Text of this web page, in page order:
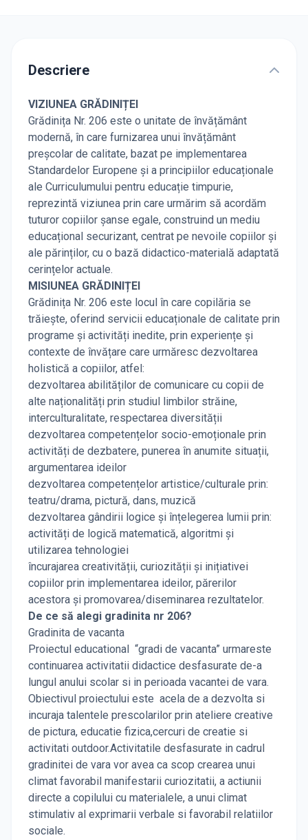
Descriere
VIZIUNEA GRĂDINIȚEI
Grădinița Nr. 206 este o unitate de învățământ
modernă, în care furnizarea unui învățământ
preșcolar de calitate, bazat pe implementarea
Standardelor Europene și a principiilor educaționale
ale Curriculumului pentru educație timpurie,
reprezintă viziunea prin care urmărim să acordăm
tuturor copiilor șanse egale, construind un mediu
educațional securizant, centrat pe nevoile copiilor și
ale părinților, cu o bază didactico-materială adaptată
cerințelor actuale.
MISIUNEA GRĂDINIȚEI
Grădinița Nr. 206 este locul în care copilăria se
trăiește, oferind servicii educaționale de calitate prin
programe și activități inedite, prin experiențe și
contexte de învățare care urmăresc dezvoltarea
holistică a copiilor, atfel:
dezvoltarea abilităților de comunicare cu copii de
alte naționalități prin studiul limbilor străine,
interculturalitate, respectarea diversității
dezvoltarea competențelor socio-emoționale prin
activități de dezbatere, punerea în anumite situații,
argumentarea ideilor
dezvoltarea competențelor artistice/culturale prin:
teatru/drama, pictură, dans, muzică
dezvoltarea gândirii logice și înțelegerea lumii prin:
activități de logică matematică, algoritmi și
utilizarea tehnologiei
încurajarea creativității, curiozității și inițiativei
copiilor prin implementarea ideilor, părerilor
acestora și promovarea/diseminarea rezultatelor.
De ce să alegi gradinita nr 206?
Gradinita de vacanta
Proiectul educational “gradi de vacanta” urmareste
continuarea activitatii didactice desfasurate de-a
lungul anului scolar si in perioada vacantei de vara.
Obiectivul proiectului este acela de a dezvolta si
incuraja talentele prescolarilor prin ateliere creative
de pictura, educatie fizica,cercuri de creatie si
activitati outdoor.Activitatile desfasurate in cadrul
gradinitei de vara vor avea ca scop crearea unui
climat favorabil manifestarii curiozitatii, a actiunii
directe a copilului cu materialele, a unui climat
stimulativ al exprimarii verbale si favorabil relatiilor
sociale.